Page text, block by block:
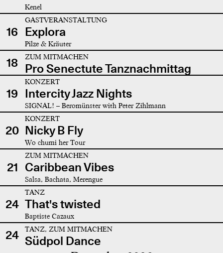
Kenel
16
GASTVERANSTALTUNG
Explora
Pilze & Kräuter
18 ZUM MITMACHEN
Pro Senectute Tanznachmittag
19
KONZERT
Intercity Jazz Nights
SIGNAL! – Beromünster with Peter Zihlmann
20
KONZERT
Nicky B Fly
Wo chumi her Tour
21
ZUM MITMACHEN
Caribbean Vibes
Salsa, Bachata, Merengue
24
TANZ
That's twisted
Baptiste Cazaux
24 TANZ, ZUM MITMACHEN
Südpol Dance